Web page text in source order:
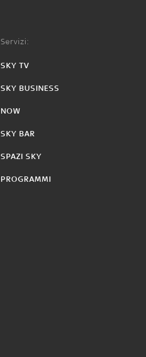
Servizi:
SKY TV
SKY BUSINESS
NOW
SKY BAR
SPAZI SKY
PROGRAMMI